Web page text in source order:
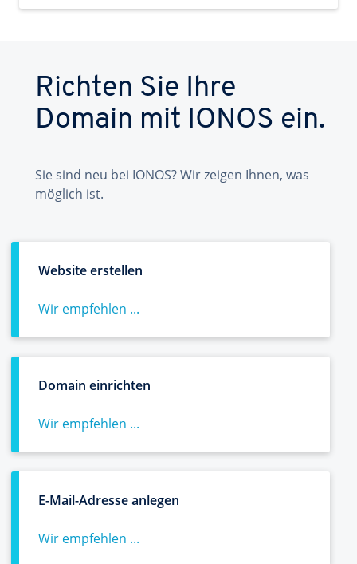
Richten Sie Ihre
Domain mit IONOS ein.
Sie sind neu bei IONOS? Wir zeigen Ihnen, was
möglich ist.
Website erstellen
Wir empfehlen ...
Domain einrichten
Wir empfehlen ...
E-Mail-Adresse anlegen
Wir empfehlen ...